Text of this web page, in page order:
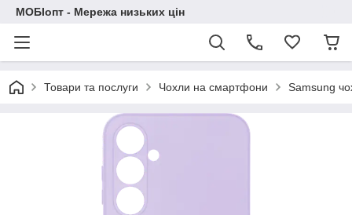
МОБІопт - Мережа низьких цін
Товари та послуги Чохли на смартфони Samsung